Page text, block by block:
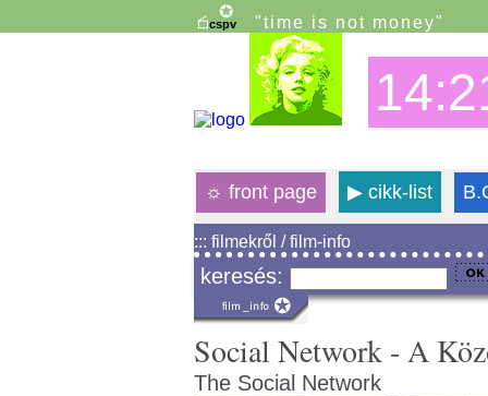
"time is not money"
☼ front page ▶cikk-list
::: filmekről / film-info
keresés:
Social Network - A
The Social Network